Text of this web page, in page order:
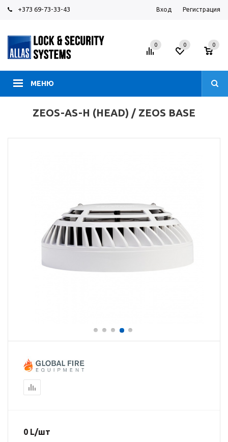
+373 69-73-33-43 Вход Регистрация
МЕНЮ
0 0 0
ZEOS-AS-H (HEAD) / ZEOS BASE
0 L/шт